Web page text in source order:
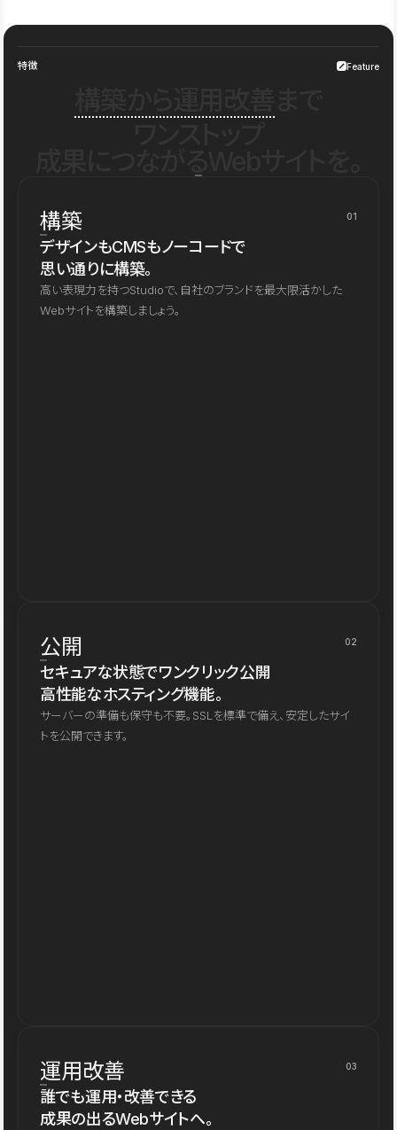
特徴 Feature
構築 01
デザインもCMSもノーコードで
思い通りに構築。
高い表現力を持つStudioで、自社のブランドを最大限活かした
Webサイトを構築しましょう。
公開 02
セキュアな状態でワンクリック公開
高性能なホスティング機能。
サーバーの準備も保守も不要。SSLを標準で備え、安定したサイ
トを公開できます。
運用改善 03
誰でも運用・改善できる
成果の出るWebサイトへ。